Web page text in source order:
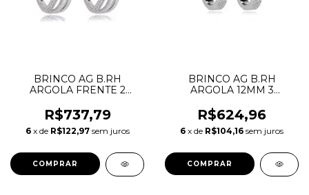
BRINCO AG B.RH
ARGOLA FRENTE 2
CRAVEJADA ZIRCONIAS
BRANCA DRIBRRH.1103
R$737,79
6 x de R$122,97 sem juros
BRINCO AG B.RH
ARGOLA 12MM 3
ZIRCONIAS BRANCAS
DRIBRRH.267
R$624,96
6 x de R$104,16 sem juros